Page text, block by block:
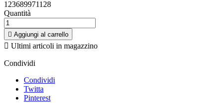
123689971128
Quantità
 Aggiungi al carrello
 Ultimi articoli in magazzino
Condividi
Condividi
Twitta
Pinterest